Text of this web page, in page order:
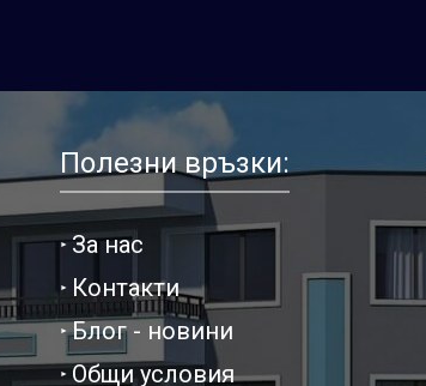
Полезни връзки:
За нас
Контакти
Блог - новини
Общи условия